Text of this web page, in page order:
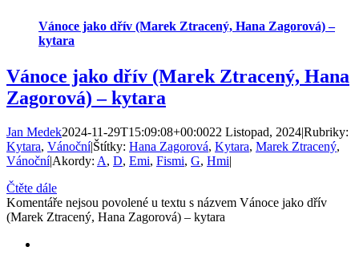
Vánoce jako dřív (Marek Ztracený, Hana Zagorová) –
kytara
Vánoce jako dřív (Marek Ztracený, Hana
Zagorová) – kytara
Jan Medek2024-11-29T15:09:08+00:0022 Listopad, 2024|Rubriky:
Kytara, Vánoční|Štítky: Hana Zagorová, Kytara, Marek Ztracený,
Vánoční|Akordy: A, D, Emi, Fismi, G, Hmi|
Čtěte dále
Komentáře nejsou povolené u textu s názvem Vánoce jako dřív
(Marek Ztracený, Hana Zagorová) – kytara